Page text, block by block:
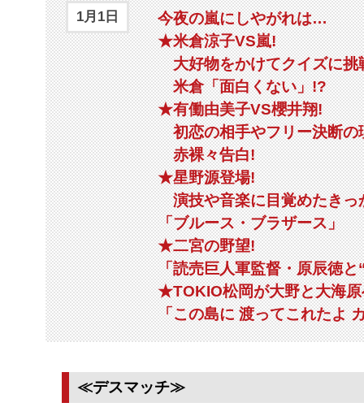
1月1日
今夜の嵐にしやがれは…
★米倉涼子VS嵐!
大好物をかけてクイズに挑
米倉「面白くない」!?
★有働由美子VS櫻井翔!
初恋の相手やフリー決断の
赤裸々告白!
★星野源登場!
演技や音楽に目覚めたき
「ブルース・ブラザース」
★二宮の野望!
「読売巨人軍監督・原辰徳
★TOKIO松岡が大野と大海
「この島に 渡ってこれたよ
≪デスマッチ≫